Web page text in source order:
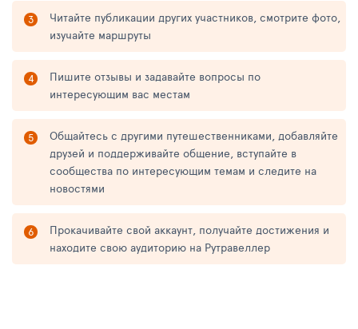
Читайте публикации других участников, смотрите фото,
изучайте маршруты
Пишите отзывы и задавайте вопросы по
интересующим вас местам
Общайтесь с другими путешественниками, добавляйте
друзей и поддерживайте общение, вступайте в
сообщества по интересующим темам и следите на
новостями
Прокачивайте свой аккаунт, получайте достижения и
находите свою аудиторию на Рутравеллер